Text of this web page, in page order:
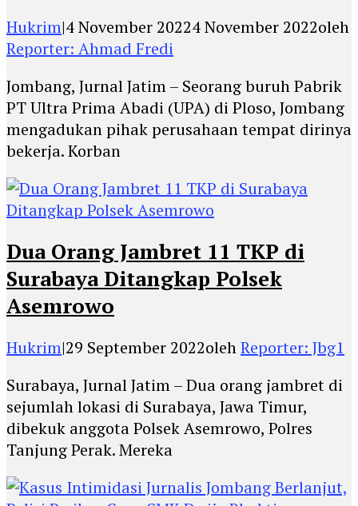
Hukrim|4 November 20224 November 2022oleh
Reporter: Ahmad Fredi
Jombang, Jurnal Jatim – Seorang buruh Pabrik
PT Ultra Prima Abadi (UPA) di Ploso, Jombang
mengadukan pihak perusahaan tempat dirinya
bekerja. Korban
Dua Orang Jambret 11 TKP di
Surabaya Ditangkap Polsek
Asemrowo
Hukrim|29 September 2022olehReporter: Jbg1
Surabaya, Jurnal Jatim – Dua orang jambret di
sejumlah lokasi di Surabaya, Jawa Timur,
dibekuk anggota Polsek Asemrowo, Polres
Tanjung Perak. Mereka